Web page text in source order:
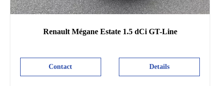
Renault Mégane Estate 1.5 dCi GT-Line
Details
Contact